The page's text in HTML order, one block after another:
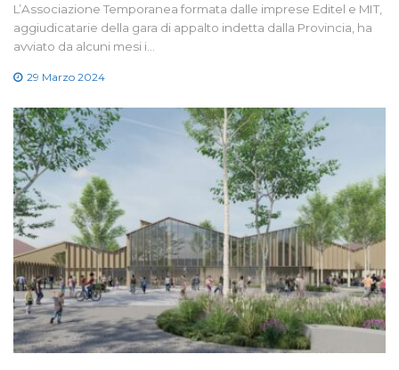
L’Associazione Temporanea formata dalle imprese Editel e MIT,
aggiudicatarie della gara di appalto indetta dalla Provincia, ha
avviato da alcuni mesi i…
29 Marzo 2024